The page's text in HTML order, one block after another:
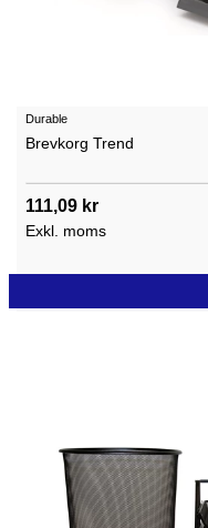
Durable
Brevkorg Trend
111,09 kr
Exkl. moms